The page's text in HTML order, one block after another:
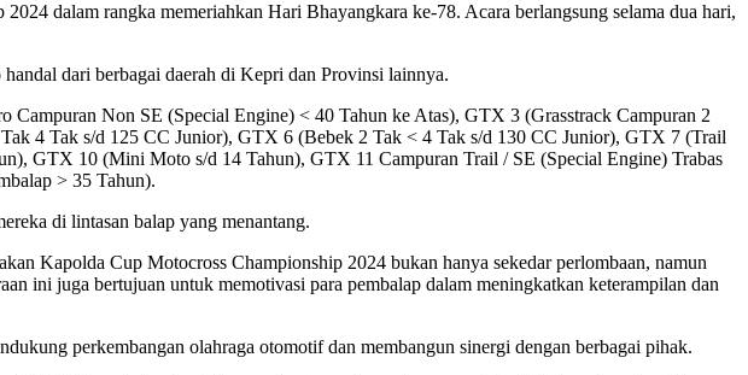
dalam rangka memeriahkan Hari Bhayangkara ke-78. Acara berlangsung selama dua hari,
dari berbagai daerah di Kepri dan Provinsi lainnya.
Non SE (Special Engine) < 40 Tahun ke Atas), GTX 3 (Grasstrack Campuran 2
4 Tak s/d 125 CC Junior), GTX 6 (Bebek 2 Tak < 4 Tak s/d 130 CC Junior), GTX 7 (Trail
GTX 10 (Mini Moto s/d 14 Tahun), GTX 11 Campuran Trail / SE (Special Engine) Trabas
> 35 Tahun).
di lintasan balap yang menantang.
Kapolda Cup Motocross Championship 2024 bukan hanya sekedar perlombaan, namun
ini juga bertujuan untuk memotivasi para pembalap dalam meningkatkan keterampilan dan
perkembangan olahraga otomotif dan membangun sinergi dengan berbagai pihak.